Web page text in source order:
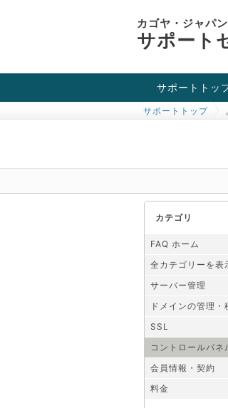
カゴヤ・ジャパン
サポート
サポートトッ
お役立ち情報
チュートリアル
障害・メンテナン
サポートトップ
カテゴリ
FAQ ホーム
全カテゴリーを表
サーバー管理
ドメインの管理・
SSL
コントロールパネ
会員情報・契約
料金